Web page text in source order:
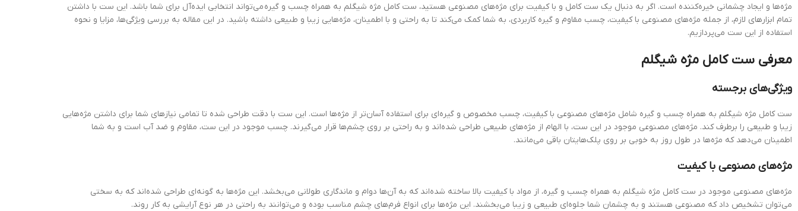
مژه‌ها و ایجاد چشمانی خیره‌کننده است. اگر به دنبال یک ست کامل و با کیفیت برای مژه‌های مصنوعی هستید، ست کامل مژه شیگلم به همراه چسب و گیره می‌تواند انتخابی ایده‌آل برای شما باشد. این ست با داشتن
تمام ابزارهای لازم، از جمله مژه‌های مصنوعی با کیفیت، چسب مقاوم و گیره کاربردی، به شما کمک می‌کند تا به راحتی و با اطمینان، مژه‌هایی زیبا و طبیعی داشته باشید. در این مقاله به بررسی ویژگی‌ها، مزایا و نحوه
استفاده از این ست می‌پردازیم.
معرفی ست کامل مژه شیگلم
ویژگی‌های برجسته
ست کامل مژه شیگلم به همراه چسب و گیره شامل مژه‌های مصنوعی با کیفیت، چسب مخصوص و گیره‌ای برای استفاده آسان‌تر از مژه‌ها است. این ست با دقت طراحی شده تا تمامی نیازهای شما برای داشتن مژه‌هایی
زیبا و طبیعی را برطرف کند. مژه‌های مصنوعی موجود در این ست، با الهام از مژه‌های طبیعی طراحی شده‌اند و به راحتی بر روی چشم‌ها قرار می‌گیرند. چسب موجود در این ست، مقاوم و ضد آب است و به شما
اطمینان می‌دهد که مژه‌ها در طول روز به خوبی بر روی پلک‌هایتان باقی می‌مانند.
مژه‌های مصنوعی با کیفیت
مژه‌های مصنوعی موجود در ست کامل مژه شیگلم به همراه چسب و گیره، از مواد با کیفیت بالا ساخته شده‌اند که به آن‌ها دوام و ماندگاری طولانی می‌بخشد. این مژه‌ها به گونه‌ای طراحی شده‌اند که به سختی
می‌توان تشخیص داد که مصنوعی هستند و به چشمان شما جلوه‌ای طبیعی و زیبا می‌بخشند. این مژه‌ها برای انواع فرم‌های چشم مناسب بوده و می‌توانند به راحتی در هر نوع آرایشی به کار روند.